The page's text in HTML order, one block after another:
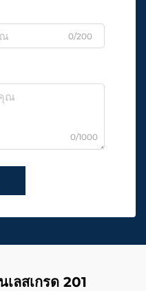
0/200
0/1000
ลสเกรด 201